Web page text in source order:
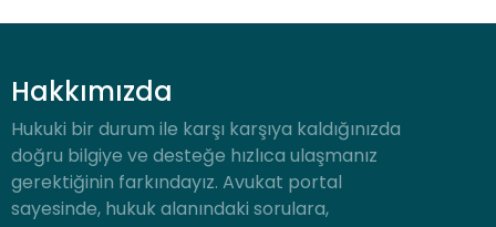
Hakkımızda
Hukuki bir durum ile karşı karşıya kaldığınızda
doğru bilgiye ve desteğe hızlıca ulaşmanız
gerektiğinin farkındayız. Avukat portal
sayesinde, hukuk alanındaki sorulara,